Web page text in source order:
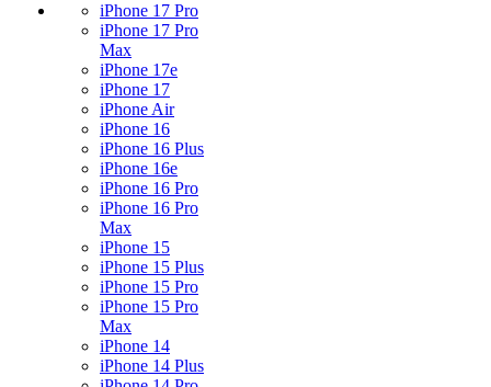
iPhone 17 Pro
iPhone 17 Pro
Max
iPhone 17e
iPhone 17
iPhone Air
iPhone 16
iPhone 16 Plus
iPhone 16e
iPhone 16 Pro
iPhone 16 Pro
Max
iPhone 15
iPhone 15 Plus
iPhone 15 Pro
iPhone 15 Pro
Max
iPhone 14
iPhone 14 Plus